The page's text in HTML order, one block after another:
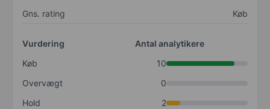
Gns. rating Køb
Vurdering
Antal analytikere
Køb
10
Overvægt
0
Hold
2